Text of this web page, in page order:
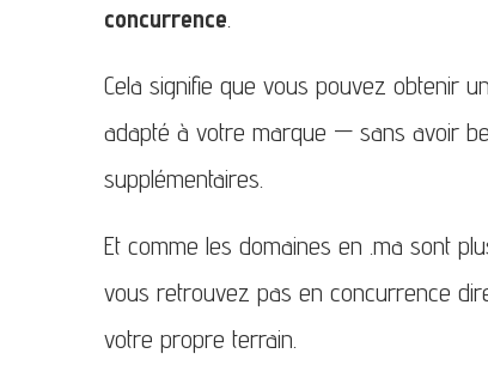
concurrence
Cela signifie que vous pouvez obtenir
adapté à votre marque — sans avoir
supplémentaires.
Et comme les domaines en .ma sont
vous retrouvez pas en concurrence
votre propre terrain.